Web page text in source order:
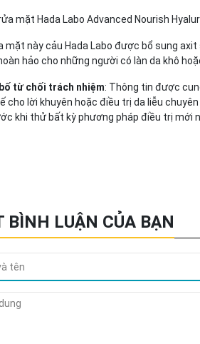
mặt Hada Labo Advanced Nourish
mặt này cảu Hada Labo được bổ sung
hảo cho những người có làn da khô
từ chối trách nhiệm: Thông tin được
cho lời khuyên hoặc điều trị da liễu
khi thử bất kỳ phương pháp điều trị mới
BÌNH LUẬN CỦA BẠN